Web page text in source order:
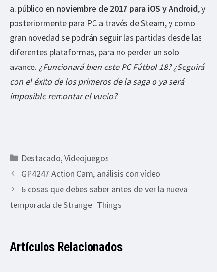
al público en noviembre de 2017 para iOS y Android, y
posteriormente para PC a través de Steam, y como
gran novedad se podrán seguir las partidas desde las
diferentes plataformas, para no perder un solo
avance. ¿Funcionará bien este PC Fútbol 18? ¿Seguirá
con el éxito de los primeros de la saga o ya será
imposible remontar el vuelo?
Categorías
Destacado,Videojuegos
GP4247 Action Cam, análisis con vídeo
6 cosas que debes saber antes de ver la nueva
temporada de Stranger Things
Artículos Relacionados